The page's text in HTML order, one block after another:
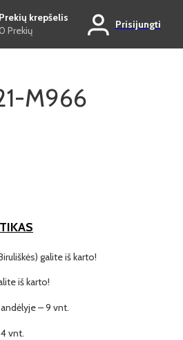
Prekių krepšelis
Prekių
Prisijungti
M966
galite iš karto!
iš karto!
– 9 vnt.
vnt.